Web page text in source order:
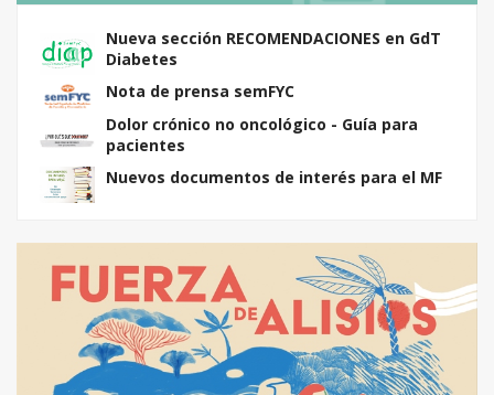
Nueva sección RECOMENDACIONES en GdT
Diabetes
Nota de prensa semFYC
Dolor crónico no oncológico - Guía para
pacientes
Nuevos documentos de interés para el MF